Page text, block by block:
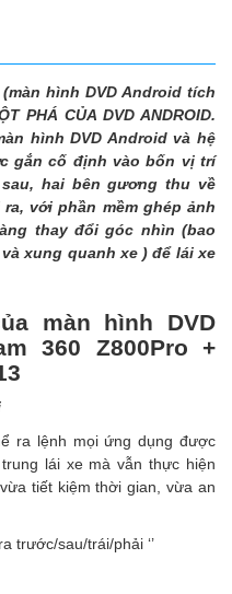
hình DVD Android tích
PHÁ CỦA DVD ANDROID.
hình DVD Android và hệ
gắn cố định vào bốn vị trí
hai bên gương thu về
với phần mềm ghép ảnh
thay đổi góc nhìn (bao
xung quanh xe ) để lái xe
màn hình DVD
360 Z800Pro +
ra lệnh mọi ứng dụng được
lái xe mà vẫn thực hiện
tiết kiệm thời gian, vừa an
trước/sau/trái/phải ‘’